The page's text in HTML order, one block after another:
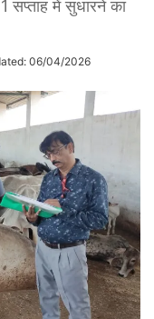
सप्ताह में सुधारने का
06/04/2026